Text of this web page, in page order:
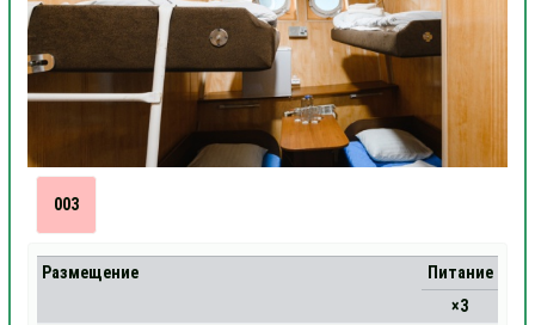
003
Размещение
Питание
×3